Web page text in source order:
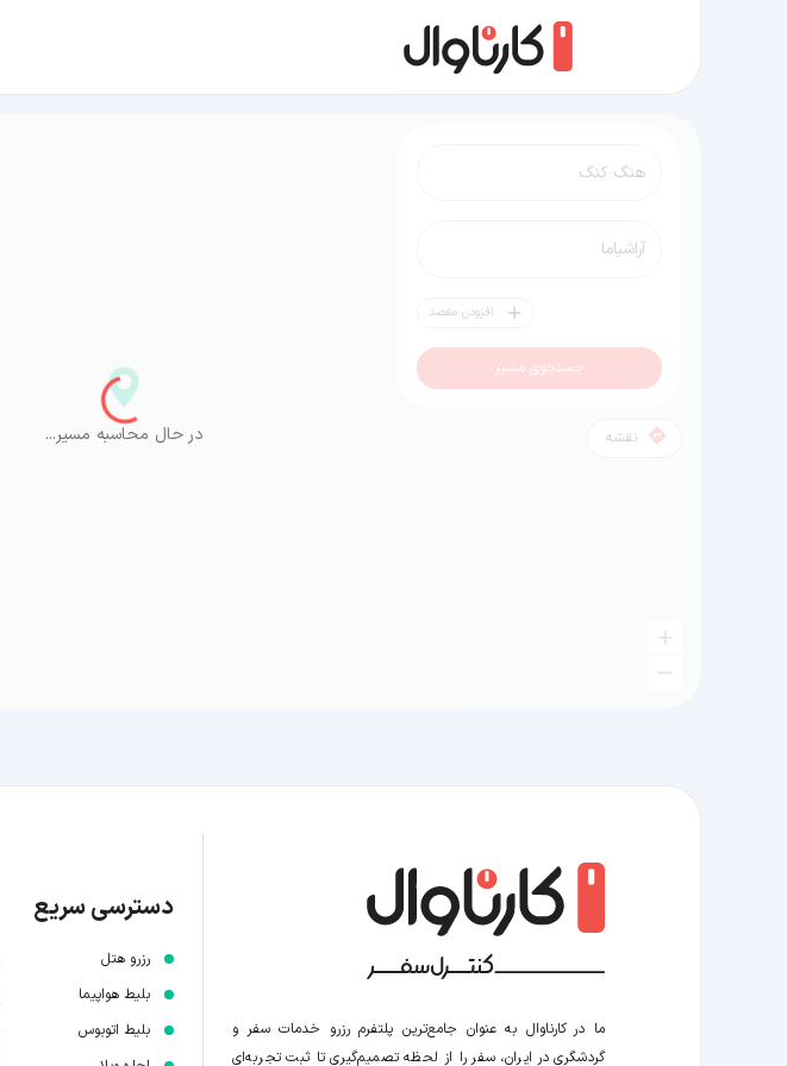
افزودن مقصد
جستجوی مسیر
نقشه در حال محاسبه مسیر...
ما در کارناوال به عنوان جامع‌ترین پلتفرم رزرو خدمات سفر و
گردشگری در ایران، سفر را از لحظه‌ تصمیم‌گیری تا ثبت تجربه‌ای
دسترسی سریع
رزرو هتل
بلیط هواپیما
بلیط اتوبوس